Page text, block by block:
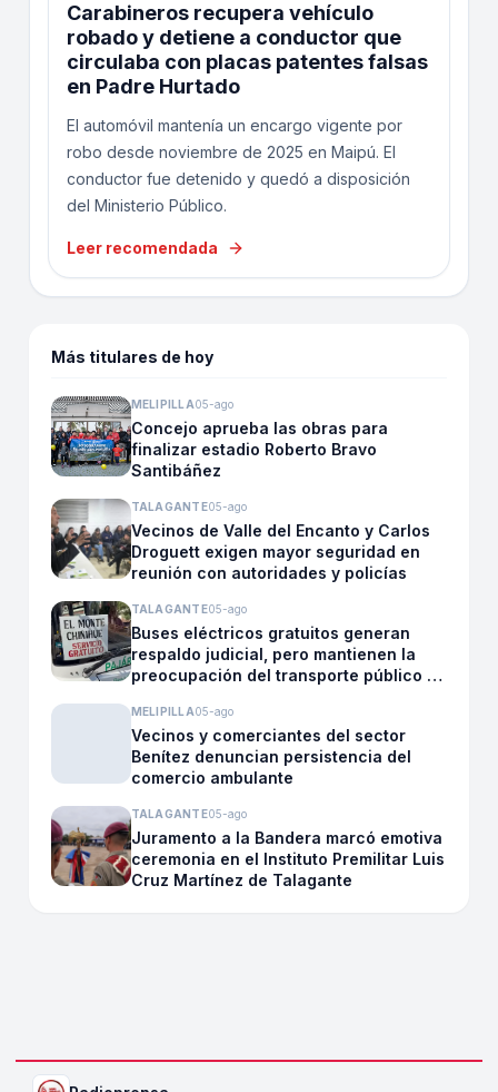
Carabineros recupera vehículo
robado y detiene a conductor que
circulaba con placas patentes falsas
en Padre Hurtado
El automóvil mantenía un encargo vigente por
robo desde noviembre de 2025 en Maipú. El
conductor fue detenido y quedó a disposición
del Ministerio Público.
Leer recomendada
Más titulares de hoy
MELIPILLA05-ago
Concejo aprueba las obras para
finalizar estadio Roberto Bravo
Santibáñez
TALAGANTE05-ago
Vecinos de Valle del Encanto y Carlos
Droguett exigen mayor seguridad en
reunión con autoridades y policías
TALAGANTE05-ago
Buses eléctricos gratuitos generan
respaldo judicial, pero mantienen la
preocupación del transporte público en
MELIPILLA05-ago
Vecinos y comerciantes del sector
Benítez denuncian persistencia del
comercio ambulante
TALAGANTE05-ago
Juramento a la Bandera marcó emotiva
ceremonia en el Instituto Premilitar Luis
Cruz Martínez de Talagante